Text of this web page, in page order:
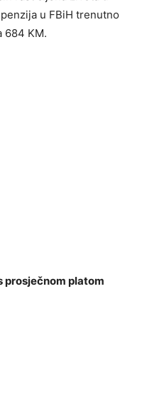
u FBiH trenutno
684 KM.
prosječnom platom